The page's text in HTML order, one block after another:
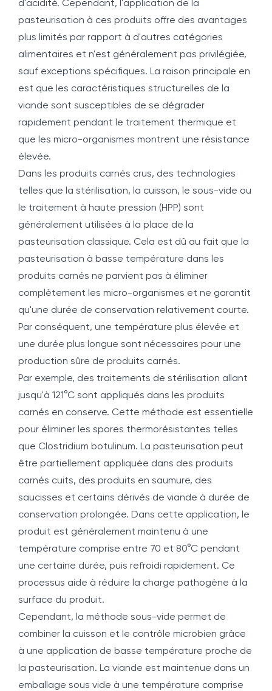
d'acidité. Cependant, l'application de la
pasteurisation à ces produits offre des avantages
plus limités par rapport à d'autres catégories
alimentaires et n'est généralement pas privilégiée,
sauf exceptions spécifiques. La raison principale en
est que les caractéristiques structurelles de la
viande sont susceptibles de se dégrader
rapidement pendant le traitement thermique et
que les micro-organismes montrent une résistance
élevée.
Dans les produits carnés crus, des technologies
telles que la stérilisation, la cuisson, le sous-vide ou
le traitement à haute pression (HPP) sont
généralement utilisées à la place de la
pasteurisation classique. Cela est dû au fait que la
pasteurisation à basse température dans les
produits carnés ne parvient pas à éliminer
complètement les micro-organismes et ne garantit
qu'une durée de conservation relativement courte.
Par conséquent, une température plus élevée et
une durée plus longue sont nécessaires pour une
production sûre de produits carnés.
Par exemple, des traitements de stérilisation allant
jusqu'à 121°C sont appliqués dans les produits
carnés en conserve. Cette méthode est essentielle
pour éliminer les spores thermorésistantes telles
que Clostridium botulinum. La pasteurisation peut
être partiellement appliquée dans des produits
carnés cuits, des produits en saumure, des
saucisses et certains dérivés de viande à durée de
conservation prolongée. Dans cette application, le
produit est généralement maintenu à une
température comprise entre 70 et 80°C pendant
une certaine durée, puis refroidi rapidement. Ce
processus aide à réduire la charge pathogène à la
surface du produit.
Cependant, la méthode sous-vide permet de
combiner la cuisson et le contrôle microbien grâce
à une application de basse température proche de
la pasteurisation. La viande est maintenue dans un
emballage sous vide à une température comprise